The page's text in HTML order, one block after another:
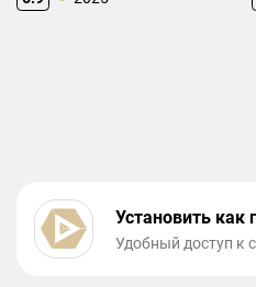
Установить как
Удобный доступ к